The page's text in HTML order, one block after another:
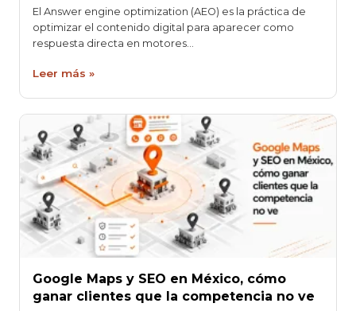
El Answer engine optimization (AEO) es la práctica de
optimizar el contenido digital para aparecer como
respuesta directa en motores…
Leer más »
Google Maps y SEO en México, cómo
ganar clientes que la competencia no ve